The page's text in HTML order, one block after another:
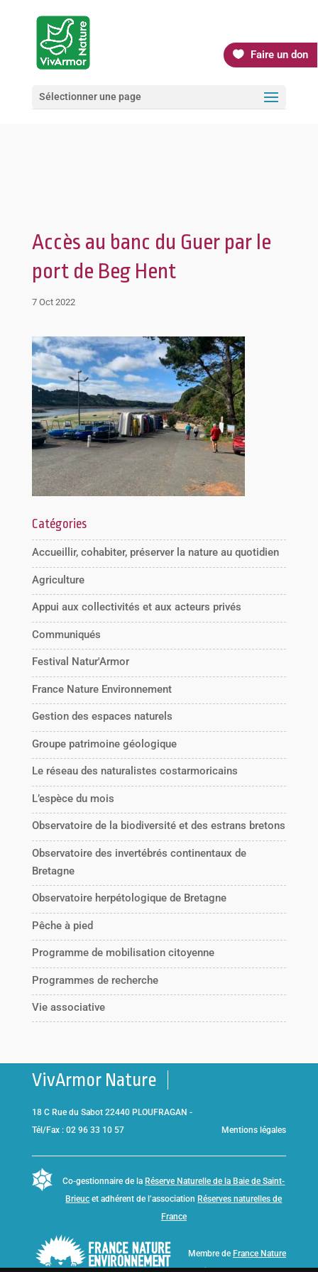
Faire un don
Sélectionner une page
Accès au banc du Guer par le
port de Beg Hent
7 Oct 2022
Catégories
Accueillir, cohabiter, préserver la nature au quotidien
Agriculture
Appui aux collectivités et aux acteurs privés
Communiqués
Festival Natur'Armor
France Nature Environnement
Gestion des espaces naturels
Groupe patrimoine géologique
Le réseau des naturalistes costarmoricains
L’espèce du mois
Observatoire de la biodiversité et des estrans bretons
Observatoire des invertébrés continentaux de
Bretagne
Observatoire herpétologique de Bretagne
Pêche à pied
Programme de mobilisation citoyenne
Programmes de recherche
Vie associative
VivArmor Nature
18 C Rue du Sabot 22440 PLOUFRAGAN -
Tél/Fax : 02 96 33 10 57
Mentions légales
Co-gestionnaire de la Réserve Naturelle de la Baie de Saint-
Brieuc et adhérent de l’association Réserves naturelles de
France
Membre de France Nature